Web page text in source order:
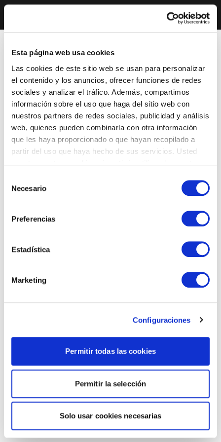
Esta página web usa cookies
Las cookies de este sitio web se usan para personalizar
el contenido y los anuncios, ofrecer funciones de redes
sociales y analizar el tráfico. Además, compartimos
información sobre el uso que haga del sitio web con
nuestros partners de redes sociales, publicidad y análisis
web, quienes pueden combinarla con otra información
que les haya proporcionado o que hayan recopilado a
partir del uso que haya hecho de sus servicios. Usted
Necesario
Preferencias
Estadística
Marketing
Configuraciones
Permitir todas las cookies
Permitir la selección
Solo usar cookies necesarias